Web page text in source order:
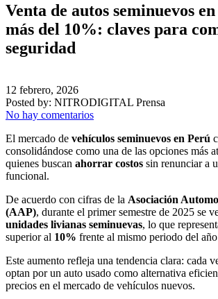
Venta de autos seminuevos
más del 10%: claves para
seguridad
12 febrero, 2026
Posted by: NITRODIGITAL Prensa
No hay comentarios
El mercado de vehículos seminuevos en Perú
consolidándose como una de las opciones más
quienes buscan ahorrar costos sin renunciar a
funcional.
De acuerdo con cifras de la Asociación
(AAP), durante el primer semestre de 2025 se
unidades livianas seminuevas, lo que
superior al 10% frente al mismo periodo del
Este aumento refleja una tendencia clara: cada
optan por un auto usado como alternativa
precios en el mercado de vehículos nuevos.